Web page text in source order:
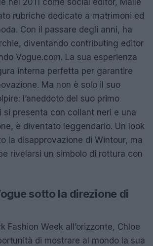
rubriche dedicate a matrimoni ed
Con il passare degli anni, ha
diventando contributing editor
Vogue.com. La sua esperienza
interna perfetta per garantire
Ma non è solo il suo
l’aneddoto del suo primo
si presenta con collant neri e una
è diventato leggendario. Un look
la disapprovazione di Wintour, ma
rivelarsi un simbolo di rottura con
sotto la direzione di
Fashion Week all’orizzonte, Chloe
di mostrare al mondo la sua